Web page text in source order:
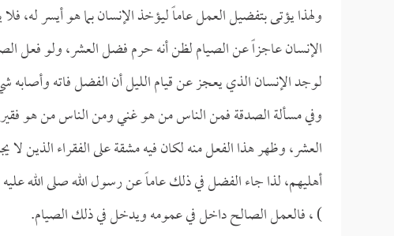
ولهذا يؤتى بتفضيل العمل عاماً ليؤخذ الإنسان بما هو أيسر له،
الإنسان عاجزاً عن الصيام لظن أنه حرم فضل العشر، ولو فعل
لوجد الإنسان الذي يعجز عن قيام الليل أن الفضل فاته وأصابه
وفي مسألة الصدقة فمن الناس من هو غني ومن الناس من هو
العشر، وظهر هذا الفعل منه لكان فيه مشقة على الفقراء الذين
أهليهم، لذا جاء الفضل في ذلك عاماً عن رسول الله صلى الله
) ، فالعمل الصالح داخل في عمومه ويدخل في ذلك الصيام.